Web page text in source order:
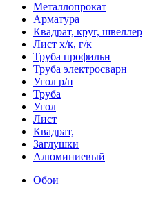
Металлопрокат
Арматура
Квадрат, круг, швеллер
Лист х/к, г/к
Труба профильн
Труба электросварн
Угол р/п
Труба
Угол
Лист
Квадрат,
Заглушки
Алюминиевый
Обои